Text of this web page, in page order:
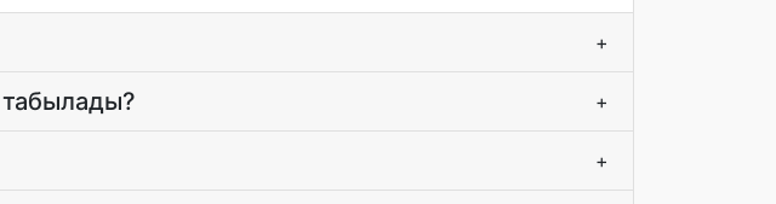
+
табылады? +
+